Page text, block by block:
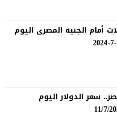
أمام الجنيه المصرى اليوم
سعر الدولار اليوم